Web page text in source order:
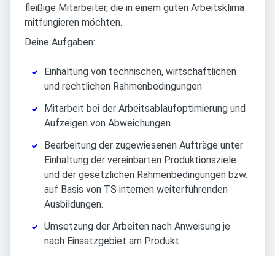
fleißige Mitarbeiter, die in einem guten Arbeitsklima
mitfungieren möchten.
Deine Aufgaben:
Einhaltung von technischen, wirtschaftlichen
und rechtlichen Rahmenbedingungen
Mitarbeit bei der Arbeitsablaufoptimierung und
Aufzeigen von Abweichungen.
Bearbeitung der zugewiesenen Aufträge unter
Einhaltung der vereinbarten Produktionsziele
und der gesetzlichen Rahmenbedingungen bzw.
auf Basis von TS internen weiterführenden
Ausbildungen.
Umsetzung der Arbeiten nach Anweisung je
nach Einsatzgebiet am Produkt.